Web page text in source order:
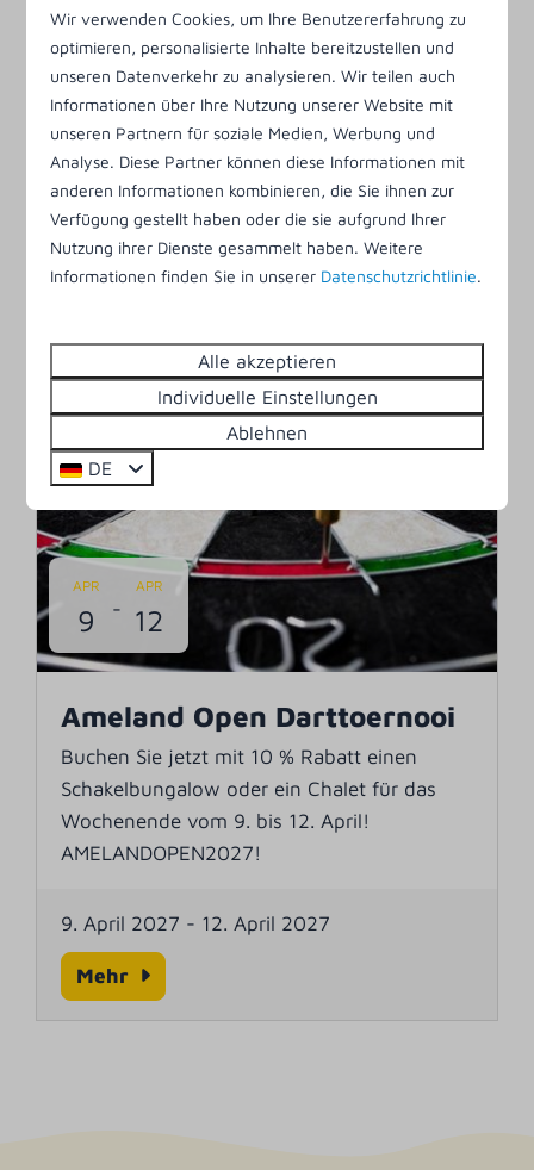
MÄR
6
MÄR
7
MTB Ameland
Buchen Sie jetzt ein Ferienhaus für das
Wochenende vom 5. bis 8. März und
erhalten Sie 10 % Rabatt!
Mehr
APR
9 -
APR
12
Ameland Open Darttoernooi
Buchen Sie jetzt mit 10 % Rabatt einen
Schakelbungalow oder ein Chalet für das
Wochenende vom 9. bis 12. April!
AMELANDOPEN2027!
9. April 2027 - 12. April 2027
Mehr
Wir verwenden Cookies, um Ihre Benutzererfahrung zu
optimieren, personalisierte Inhalte bereitzustellen und
unseren Datenverkehr zu analysieren. Wir teilen auch
Informationen über Ihre Nutzung unserer Website mit
unseren Partnern für soziale Medien, Werbung und
Analyse. Diese Partner können diese Informationen mit
anderen Informationen kombinieren, die Sie ihnen zur
Verfügung gestellt haben oder die sie aufgrund Ihrer
Nutzung ihrer Dienste gesammelt haben. Weitere
Informationen finden Sie in unserer Datenschutzrichtlinie.
Alle akzeptieren
Individuelle Einstellungen
Ablehnen
DE